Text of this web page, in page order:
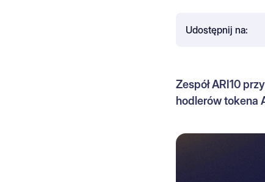
Udostępnij na:
Zespół ARI10
hodlerów tokena